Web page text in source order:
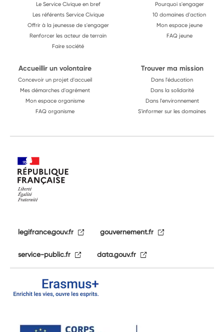
Le Service Civique en bref
Les référents Service Civique
Offrir à la jeunesse de s'engager
Renforcer les acteur de terrain
Faire société
Pourquoi s'engager
10 domaines d'action
Mon espace jeune
FAQ jeune
Accueillir un volontaire
Concevoir un projet d'accueil
Mes démarches d'agrément
Mon espace organisme
FAQ organisme
Trouver ma mission
Dans l'éducation
Dans la solidarité
Dans l'environnement
S'informer sur les domaines
legifrance.gouv.fr gouvernement.fr
service-public.fr data.gouv.fr